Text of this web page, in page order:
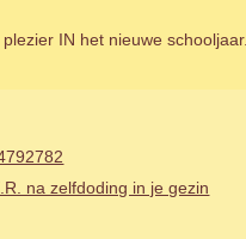
IN het nieuwe schooljaar.
na zelfdoding in je gezin